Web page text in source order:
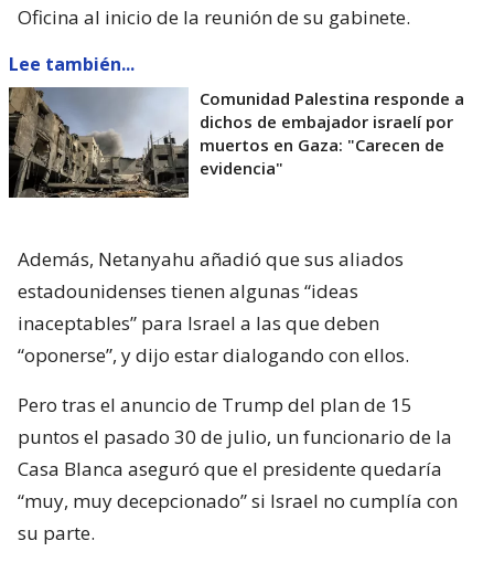
Oficina al inicio de la reunión de su gabinete.
Lee también...
Comunidad Palestina responde a
dichos de embajador israelí por
muertos en Gaza: "Carecen de
evidencia"
Además, Netanyahu añadió que sus aliados
estadounidenses tienen algunas “ideas
inaceptables” para Israel a las que deben
“oponerse”, y dijo estar dialogando con ellos.
Pero tras el anuncio de Trump del plan de 15
puntos el pasado 30 de julio, un funcionario de la
Casa Blanca aseguró que el presidente quedaría
“muy, muy decepcionado” si Israel no cumplía con
su parte.